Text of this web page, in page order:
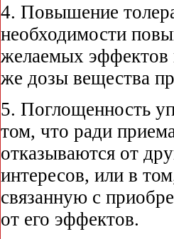
4. Повышение
необходимости
желаемых эффектов
же дозы вещества
5. Поглощенность
том, что ради
отказываются от
интересов, или в
связанную с
от его эффектов.